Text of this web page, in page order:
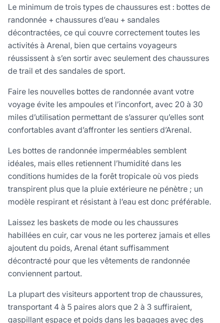
Le minimum de trois types de chaussures est : bottes de
randonnée + chaussures d’eau + sandales
décontractées, ce qui couvre correctement toutes les
activités à Arenal, bien que certains voyageurs
réussissent à s’en sortir avec seulement des chaussures
de trail et des sandales de sport.
Faire les nouvelles bottes de randonnée avant votre
voyage évite les ampoules et l’inconfort, avec 20 à 30
miles d’utilisation permettant de s’assurer qu’elles sont
confortables avant d’affronter les sentiers d’Arenal.
Les bottes de randonnée imperméables semblent
idéales, mais elles retiennent l’humidité dans les
conditions humides de la forêt tropicale où vos pieds
transpirent plus que la pluie extérieure ne pénètre ; un
modèle respirant et résistant à l’eau est donc préférable.
Laissez les baskets de mode ou les chaussures
habillées en cuir, car vous ne les porterez jamais et elles
ajoutent du poids, Arenal étant suffisamment
décontracté pour que les vêtements de randonnée
conviennent partout.
La plupart des visiteurs apportent trop de chaussures,
transportant 4 à 5 paires alors que 2 à 3 suffiraient,
gaspillant espace et poids dans les bagages avec des